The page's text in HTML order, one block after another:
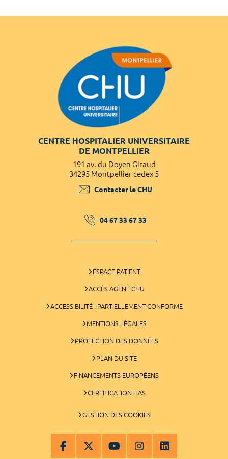
CENTRE HOSPITALIER UNIVERSITAIRE
DE MONTPELLIER
191 av. du Doyen Giraud
34295 Montpellier cedex 5
Contacter le CHU
04 67 33 67 33
ESPACE PATIENT
ACCÈS AGENT CHU
ACCESSIBILITÉ : PARTIELLEMENT CONFORME
MENTIONS LÉGALES
PROTECTION DES DONNÉES
PLAN DU SITE
FINANCEMENTS EUROPÉENS
CERTIFICATION HAS
GESTION DES COOKIES